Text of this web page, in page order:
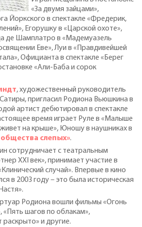
«За двумя зайцами»,
Йоркского в спектакле «Фредерик,
Егорушку в «Царской охоте»,
де Шамплатро в «Мадемуазель
Еве», Луи в «Правдивейшей
Официанта в спектакле «Берег
«Али-Баба и сорок
, художественный руководитель
пригласил Родиона Вьюшкина в
артист дебютировал в спектакле
время играет Руле в «Малыше
на крыше», Юношу в наушниках в
слепых».
сотрудничает с театральным
XXI век», принимает участие в
случай». Впервые в кино
в 2003 году – это была историческая
Родиона вошли фильмы «Огонь
«Пять шагов по облакам»,
и другие.